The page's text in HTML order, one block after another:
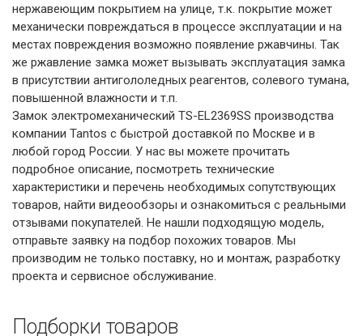
нержавеющим покрытием на улице, т.к. покрытие может
механически повреждаться в процессе эксплуатации и на
местах повреждения возможно появление ржавчины. Так
же ржавление замка может вызывать эксплуатация замка
в присутствии антигололедных реагентов, солевого тумана,
повышенной влажности и т.п.
Замок электромеханический TS-EL2369SS производства
компании Tantos с быстрой доставкой по Москве и в
любой город России. У нас вы можете прочитать
подробное описание, посмотреть технические
характеристики и перечень необходимых сопутствующих
товаров, найти видеообзоры и ознакомиться с реальными
отзывами покупателей. Не нашли подходящую модель,
отправьте заявку на подбор похожих товаров. Мы
производим не только поставку, но и монтаж, разработку
проекта и сервисное обслуживание.
Подборки товаров